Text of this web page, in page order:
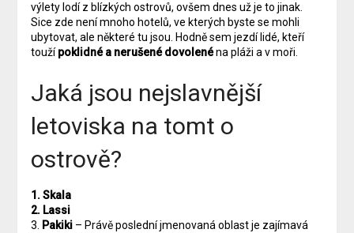
výlety lodí z blízkých ostrovů, ovšem dnes už je to jinak.
Sice zde není mnoho hotelů, ve kterých byste se mohli
ubytovat, ale některé tu jsou. Hodně sem jezdí lidé, kteří
toužípoklidné a nerušené dovolenéna pláži a v moři.
Jaká jsou nejslavnější
letoviska na tomt o
ostrově?
1. Skala
2. Lassi
3.
Pakiki– Právě poslední jmenovaná oblast je zajímavá